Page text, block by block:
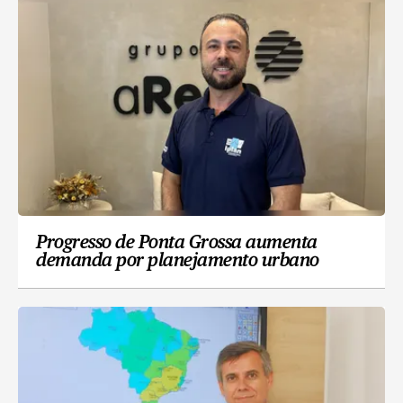
Progresso de Ponta Grossa aumenta
demanda por planejamento urbano